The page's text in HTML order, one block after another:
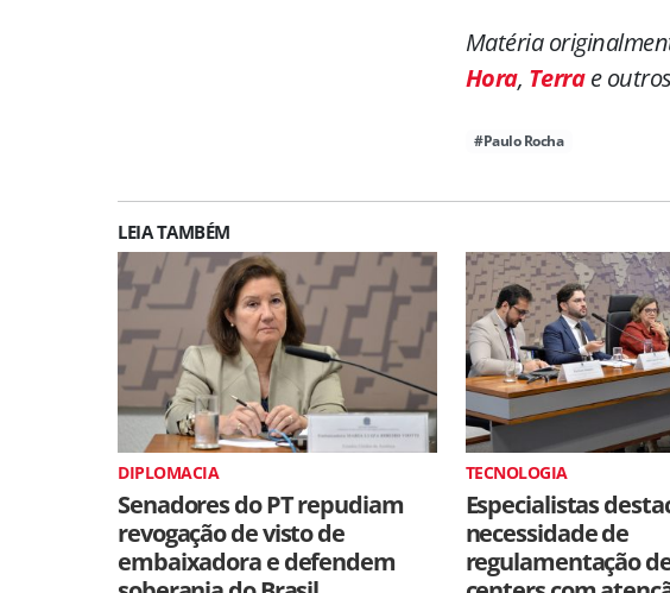
Matéria
Hora, Terrae outros
#Paulo Rocha
LEIA TAMBÉM
DIPLOMACIA
Senadores do PT repudiam
revogação de visto de
embaixadora e defendem
TECNOLOGIA
Especialistas
necessidade de
regulamentação